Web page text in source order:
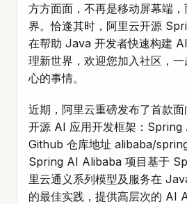
方方面面，不再是移动屏幕端
界。恰逢其时，阿里云开源
在帮助 Java 开发者快速构建
理新世界，欢迎您加入社区，一
心的事情。
近期，阿里云重磅发布了首款
开源 AI 应用开发框架：Spring
Github 仓库地址 alibaba/
Spring AI Alibaba 项目基于
里云通义系列模型及服务在
的最佳实践，提供高层次的 AI